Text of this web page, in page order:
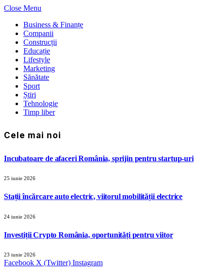
Close Menu
Business & Finanțe
Companii
Construcții
Educație
Lifestyle
Marketing
Sănătate
Sport
Știri
Tehnologie
Timp liber
Cele mai noi
Incubatoare de afaceri România, sprijin pentru startup-uri
25 iunie 2026
Stații încărcare auto electric, viitorul mobilității electrice
24 iunie 2026
Investiții Crypto România, oportunități pentru viitor
23 iunie 2026
Facebook X (Twitter) Instagram